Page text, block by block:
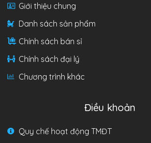
Giới thiệu chung
Danh sách sản phẩm
Chính sách bán sỉ
Chính sách đại lý
Chương trình khác
Điều khoản
Quy chế hoạt động TMĐT